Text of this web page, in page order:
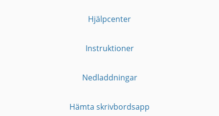
Hjälpcenter
Instruktioner
Nedladdningar
Hämta skrivbordsapp